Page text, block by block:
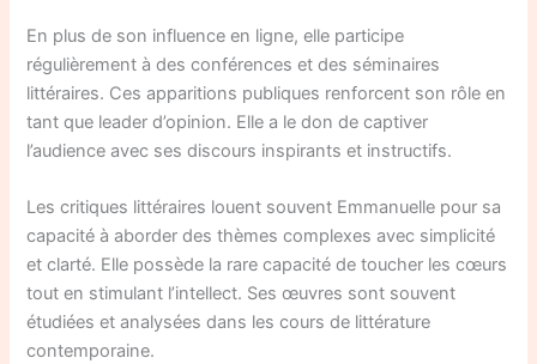
En plus de son influence en ligne, elle participe
régulièrement à des conférences et des séminaires
littéraires. Ces apparitions publiques renforcent son rôle en
tant que leader d’opinion. Elle a le don de captiver
l’audience avec ses discours inspirants et instructifs.
Les critiques littéraires louent souvent Emmanuelle pour sa
capacité à aborder des thèmes complexes avec simplicité
et clarté. Elle possède la rare capacité de toucher les cœurs
tout en stimulant l’intellect. Ses œuvres sont souvent
étudiées et analysées dans les cours de littérature
contemporaine.